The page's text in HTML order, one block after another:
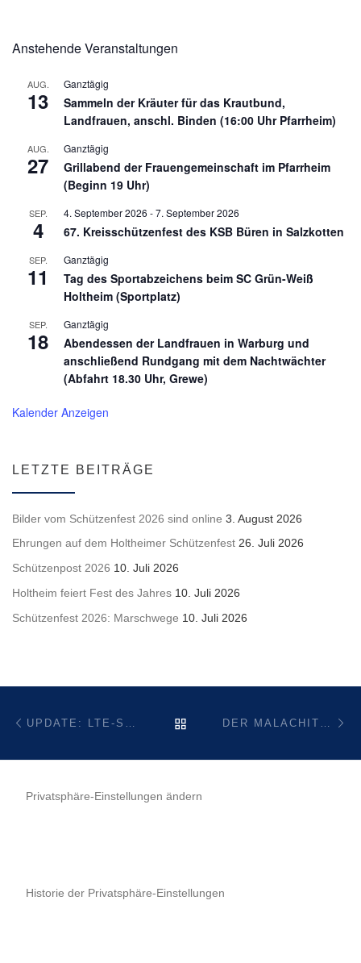
Anstehende Veranstaltungen
AUG.
13
Ganztägig
Sammeln der Kräuter für das Krautbund,
Landfrauen, anschl. Binden (16:00 Uhr Pfarrheim)
AUG.
27
Ganztägig
Grillabend der Frauengemeinschaft im Pfarrheim
(Beginn 19 Uhr)
SEP.
4
4. September 2026 -7. September 2026
67. Kreisschützenfest des KSB Büren in Salzkotten
SEP.
11
Ganztägig
Tag des Sportabzeichens beim SC Grün-Weiß
Holtheim (Sportplatz)
SEP.
18
Ganztägig
Abendessen der Landfrauen in Warburg und
anschließend Rundgang mit dem Nachtwächter
(Abfahrt 18.30 Uhr, Grewe)
Kalender Anzeigen
LETZTE BEITRÄGE
Bilder vom Schützenfest 2026 sind online 3. August 2026
Ehrungen auf dem Holtheimer Schützenfest 26. Juli 2026
Schützenpost 2026 10. Juli 2026
Holtheim feiert Fest des Jahres 10. Juli 2026
Schützenfest 2026: Marschwege 10. Juli 2026
BeitragsnavigationZURÜCK ZUR
Privatsphäre-Einstellungen ändern
Historie der Privatsphäre-Einstellungen